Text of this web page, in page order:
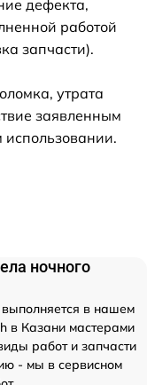
дефекта,
работой
запчасти).
утрата
заявленным
ночного
выполняется в нашем
в Казани мастерами
работ и запчасти
- мы в сервисном